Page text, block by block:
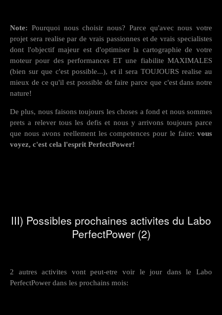
Note: Pourquoi nous choisir nous? Parce qu'avec nous votre
projet sera realise par de vrais passionnes et de vrais specialistes
dont l'objectif majeur est d'optimiser la cartographie de votre
moteur pour des performances ET une fiabilite MAXIMALES
(bien sur que c'est possible...), et il sera TOUJOURS realise au
mieux de ce qu'il est possible de faire parce que c'est dans notre
nature!
De plus, nous faisons toujours les choses a fond et nous sommes
prets a relever tous les defis et nous y arrivons toujours parce
que nous avons reellement les competences pour le faire: vous
voyez, c'est cela l'esprit PerfectPower!
III) Possibles prochaines activites du Labo
PerfectPower (2)
2 autres activites vont peut-etre voir le jour dans le Labo
PerfectPower dans les prochains mois: